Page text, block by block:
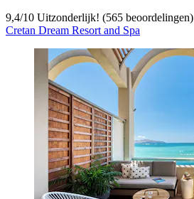
9,4/10 Uitzonderlijk! (565 beoordelingen)
Cretan Dream Resort and Spa